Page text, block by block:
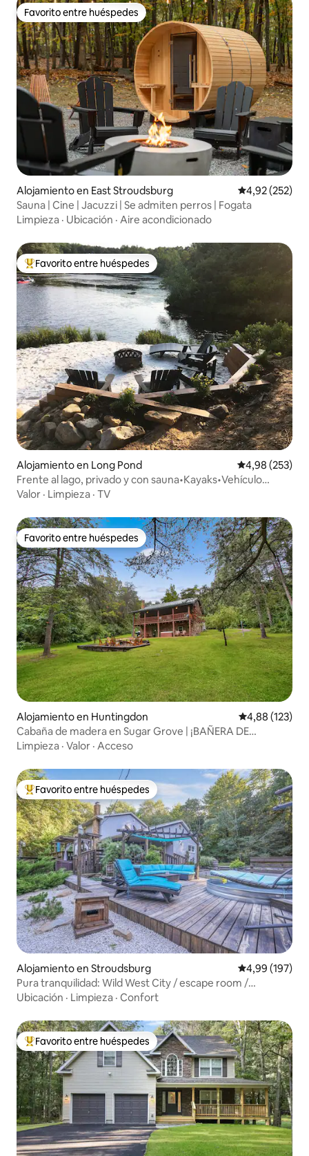
Favorito entre huéspedes
Favorito entre huéspedes
Alojamiento en East Stroudsburg Calificación
4,92 (252)
Sauna | Cine | Jacuzzi | Se admiten perros | Fogata
Limpieza · Ubicación · Aire acondicionado
Favorito entre los huéspedes más destacados
Favorito entre huéspedes
Alojamiento en Long Pond Calificación
4,98 (253)
Frente al lago, privado y con sauna•Kayaks•Vehículo
eléctrico•Fogata
Valor · Limpieza · TV
Favorito entre huéspedes
Favorito entre huéspedes
Alojamiento en Huntingdon Calificación
4,88 (123)
Cabaña de madera en Sugar Grove | ¡BAÑERA DE
HIDROMASAJE + mesa de billar!
Limpieza · Valor · Acceso
Favorito entre los huéspedes más destacados
Favorito entre huéspedes
Alojamiento en Stroudsburg Calificación
4,99 (197)
Pura tranquilidad: Wild West City / escape room /
1,6 hectáreas
Ubicación · Limpieza · Confort
Favorito entre los huéspedes más destacados
Favorito entre huéspedes